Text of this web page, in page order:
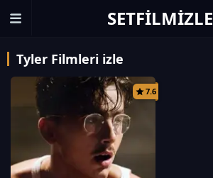
SETFILMIZLE
Tyler Filmleri izle
7.6